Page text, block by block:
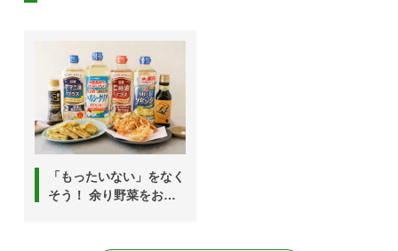
「もったいない」をなく
そう！ 余り野菜をおい